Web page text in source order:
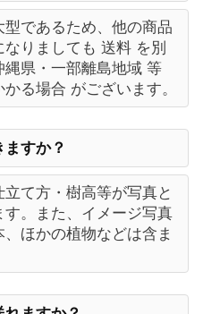
であるため、他の商品
りましても 送料 を別
県・一部離島地域 等
る場合 がございます。
すか？
て方・樹高等が写真と
。また、イメージ写真
ほかの植物などは含ま